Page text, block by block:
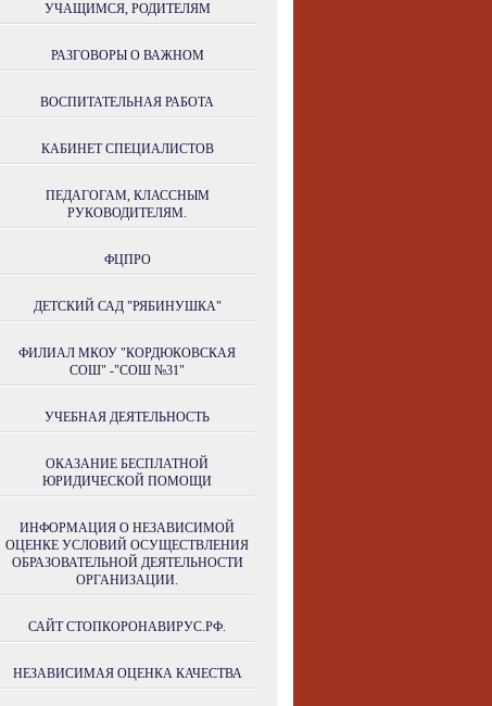
УЧАЩИМСЯ, РОДИТЕЛЯМ
РАЗГОВОРЫ О ВАЖНОМ
ВОСПИТАТЕЛЬНАЯ РАБОТА
КАБИНЕТ СПЕЦИАЛИСТОВ
ПЕДАГОГАМ, КЛАССНЫМ
РУКОВОДИТЕЛЯМ.
ФЦПРО
ДЕТСКИЙ САД "РЯБИНУШКА"
ФИЛИАЛ МКОУ "КОРДЮКОВСКАЯ
СОШ" -"СОШ №31"
УЧЕБНАЯ ДЕЯТЕЛЬНОСТЬ
ОКАЗАНИЕ БЕСПЛАТНОЙ
ЮРИДИЧЕСКОЙ ПОМОЩИ
ИНФОРМАЦИЯ О НЕЗАВИСИМОЙ
ОЦЕНКЕ УСЛОВИЙ ОСУЩЕСТВЛЕНИЯ
ОБРАЗОВАТЕЛЬНОЙ ДЕЯТЕЛЬНОСТИ
ОРГАНИЗАЦИИ.
САЙТ СТОПКОРОНАВИРУС.РФ.
НЕЗАВИСИМАЯ ОЦЕНКА КАЧЕСТВА